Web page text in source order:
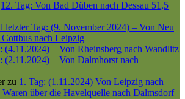
12. Tag: Von Bad Düben nach Dessau 51,5
letzter Tag: (9. November 2024) – Von Neu
nach Leipzig
(4.11.2024) – Von Rheinsberg nach Wandlitz
(2.11.2024) – Von Dalmhorst nach
zu 1. Tag: (1.11.2024) Von Leipzig nach
über die Havelquelle nach Dalmsdorf